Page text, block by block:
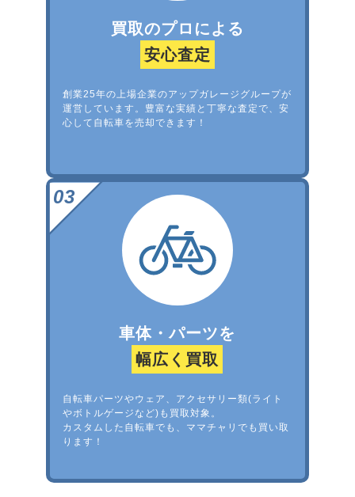
買取のプロによる
安心査定
創業25年の上場企業のアップガレージグループが
運営しています。豊富な実績と丁寧な査定で、安
心して自転車を売却できます！
車体・パーツを
幅広く買取
自転車パーツやウェア、アクセサリー類(ライト
やボトルゲージなど)も買取対象。
カスタムした自転車でも、ママチャリでも買い取
ります！